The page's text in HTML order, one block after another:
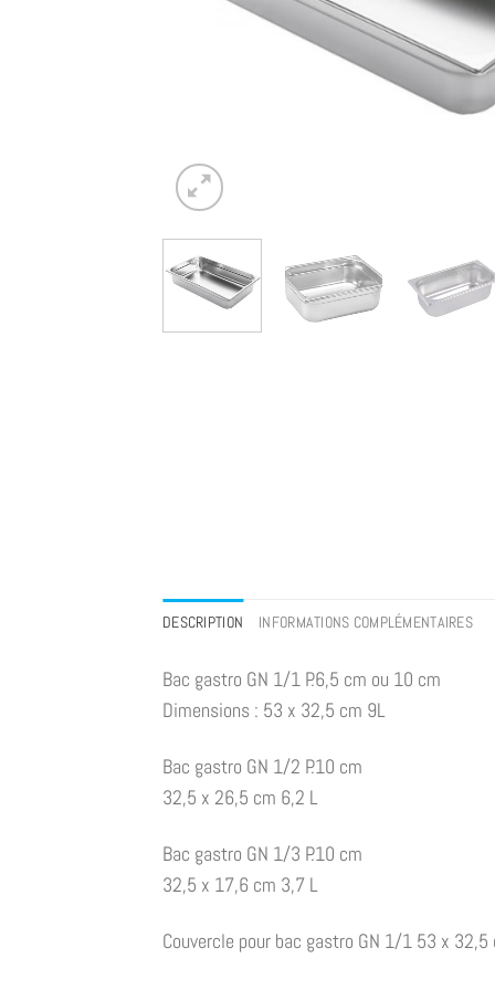
DESCRIPTION INFORMATIONS COMPLÉMENTAIRES
Bac gastro GN 1/1 P.6,5 cm ou 10 cm
Dimensions : 53 x 32,5 cm 9L
Bac gastro GN 1/2 P.10 cm
32,5 x 26,5 cm 6,2 L
Bac gastro GN 1/3 P.10 cm
32,5 x 17,6 cm 3,7 L
Couvercle pour bac gastro GN 1/1 53 x 32,5